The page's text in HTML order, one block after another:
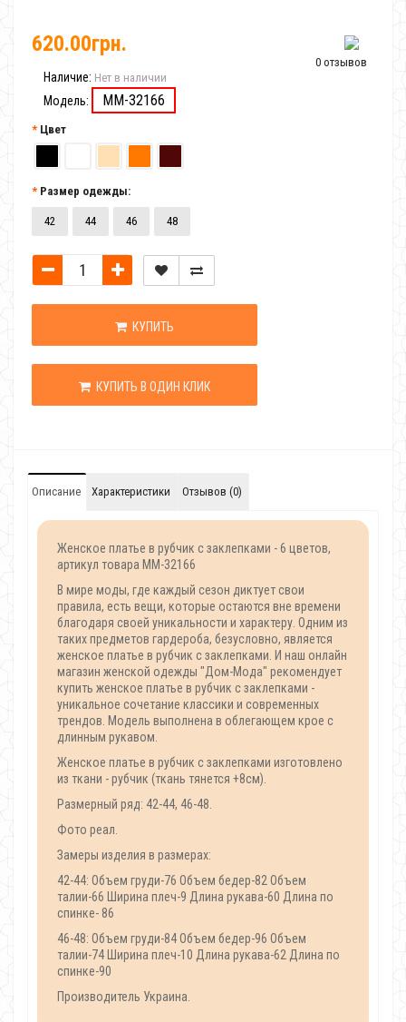
0 отзывов
620.00грн.
Наличие: Нет в наличии
Модель: MM-32166
Цвет
Размер одежды:
42 44 46 48
КУПИТЬ
КУПИТЬ В ОДИН КЛИК
Описание Характеристики Отзывов (0)
Женское платье в рубчик с заклепками - 6 цветов,
артикул товара MM-32166
В мире моды, где каждый сезон диктует свои
правила, есть вещи, которые остаются вне времени
благодаря своей уникальности и характеру. Одним из
таких предметов гардероба, безусловно, является
женское платье в рубчик с заклепками. И наш онлайн
магазин женской одежды "Дом-Мода" рекомендует
купить женское платье в рубчик с заклепками -
уникальное сочетание классики и современных
трендов. Модель выполнена в облегающем крое с
длинным рукавом.
Женское платье в рубчик с заклепками изготовлено
из ткани - рубчик (ткань тянется +8см).
Размерный ряд: 42-44, 46-48.
Фото реал.
Замеры изделия в размерах:
42-44: Объем груди-76 Объем бедер-82 Объем
талии-66 Ширина плеч-9 Длина рукава-60 Длина по
спинке- 86
46-48: Объем груди-84 Объем бедер-96 Объем
талии-74 Ширина плеч-10 Длина рукава-62 Длина по
спинке-90
Производитель Украина.